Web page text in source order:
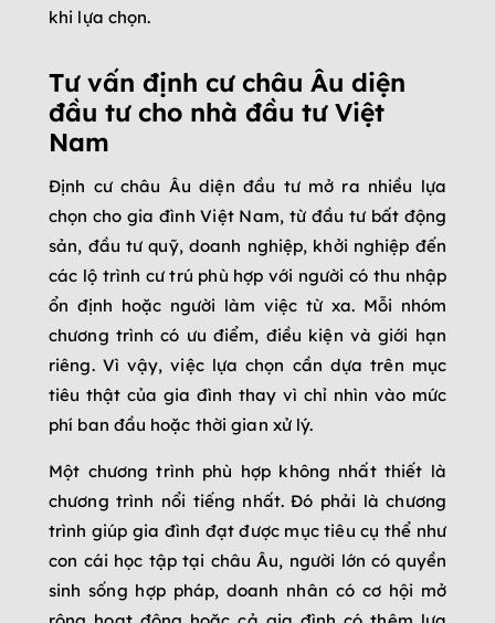
khi lựa chọn.
Tư vấn định cư châu Âu diện
đầu tư cho nhà đầu tư Việt
Nam
Định cư châu Âu diện đầu tư mở ra nhiều lựa
chọn cho gia đình Việt Nam, từ đầu tư bất động
sản, đầu tư quỹ, doanh nghiệp, khởi nghiệp đến
các lộ trình cư trú phù hợp với người có thu nhập
ổn định hoặc người làm việc từ xa. Mỗi nhóm
chương trình có ưu điểm, điều kiện và giới hạn
riêng. Vì vậy, việc lựa chọn cần dựa trên mục
tiêu thật của gia đình thay vì chỉ nhìn vào mức
phí ban đầu hoặc thời gian xử lý.
Một chương trình phù hợp không nhất thiết là
chương trình nổi tiếng nhất. Đó phải là chương
trình giúp gia đình đạt được mục tiêu cụ thể như
con cái học tập tại châu Âu, người lớn có quyền
sinh sống hợp pháp, doanh nhân có cơ hội mở